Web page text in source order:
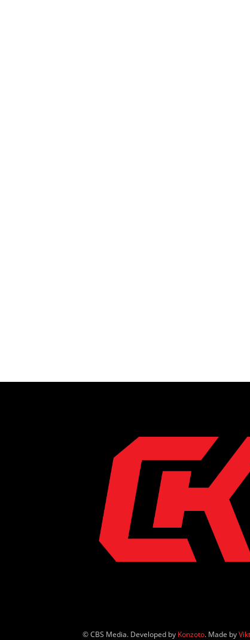
© CBS Media. Developed by Konzoto. Made by